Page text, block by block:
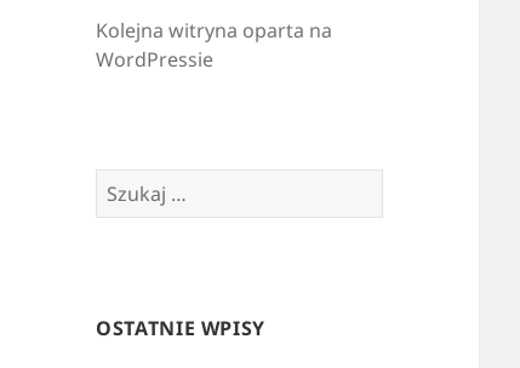
Kolejna witryna oparta na
WordPressie
Szukaj:
OSTATNIE WPISY